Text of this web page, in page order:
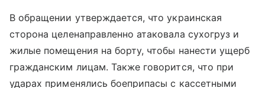
В обращении утверждается, что украинская
сторона целенаправленно атаковала сухогруз и
жилые помещения на борту, чтобы нанести ущерб
гражданским лицам. Также говорится, что при
ударах применялись боеприпасы с кассетными